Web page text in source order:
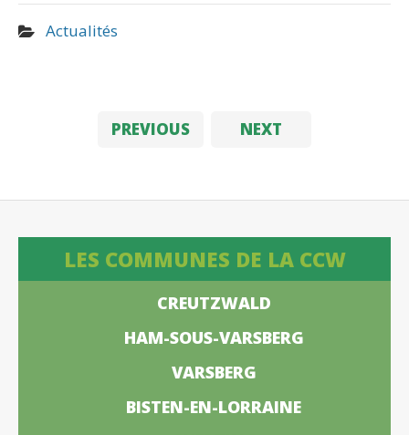
Actualités
PREVIOUS NEXT
LES COMMUNES DE LA CCW
CREUTZWALD
HAM-SOUS-VARSBERG
VARSBERG
BISTEN-EN-LORRAINE